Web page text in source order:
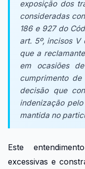
exposição dos
consideradas
186 e 927 do
art. 5º, incisos V
que a
em ocasiões
cumprimento
decisão que
indenização
mantida no
Este
excessivas e